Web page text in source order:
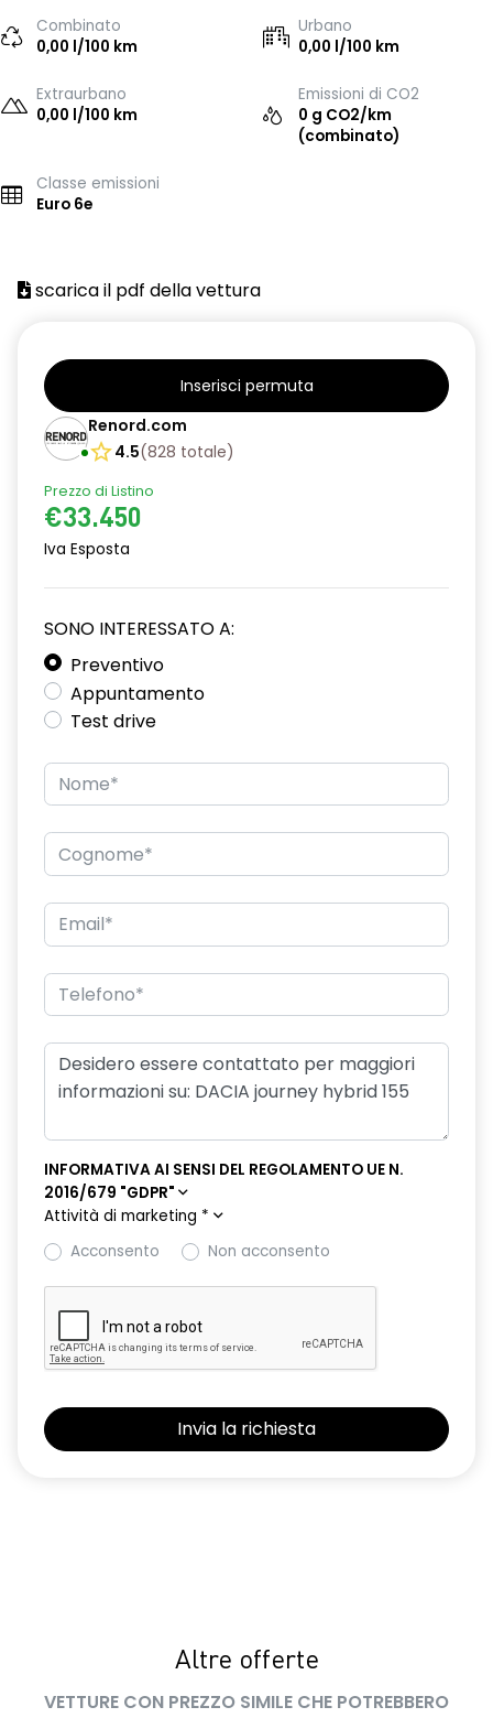
Combinato
0,00 l/100 km
Urbano
0,00 l/100 km
Extraurbano
0,00 l/100 km
Emissioni di CO2
0 g CO2/km
(combinato)
Classe emissioni
Euro 6e
scarica il pdf della vettura
Inserisci permuta
Renord.com
4.5(828 totale)
Prezzo di Listino
€33.450
Iva Esposta
SONO INTERESSATO A:
Preventivo
Appuntamento
Test drive
INFORMATIVA AI SENSI DEL REGOLAMENTO UE N.
2016/679 "GDPR"
Attività di marketing *
Acconsento
Non acconsento
Altre offerte
VETTURE CON PREZZO SIMILE CHE POTREBBERO